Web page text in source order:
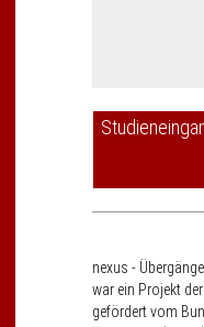
nexus -
war ein Projekt
gefördert vom